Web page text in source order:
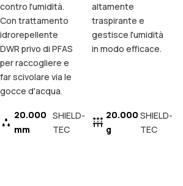
contro l'umidità.
Con trattamento
idrorepellente
DWR privo di PFAS
per raccogliere e
far scivolare via le
gocce d'acqua.
20.000
mm
SHIELD-
TEC
altamente
traspirante e
gestisce l'umidità
in modo efficace.
20.000
g
SHIELD-
TEC